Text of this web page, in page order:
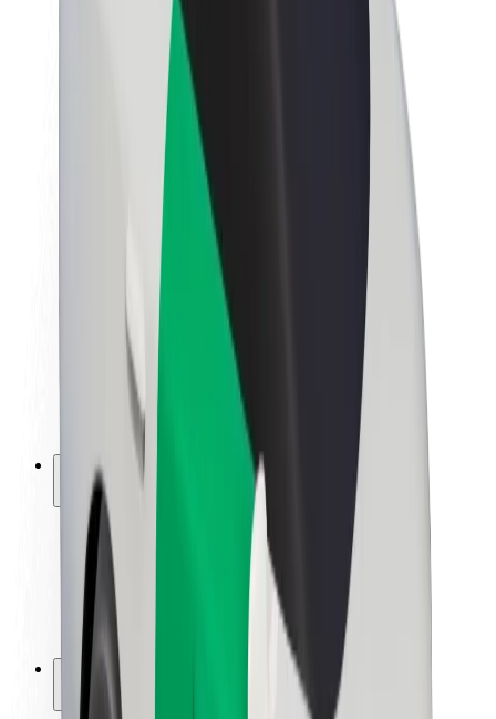
Bolt haqqında
Bolt-da davamlılıq
Project Zero
Xəbər otağı
Brend təlimatları
İnvestorlarla əlaqələr
Rəhbərlik
Brend
Media
Urban Fondu
Təhlükəsizlik
Sərnişin təhlükəsizliyi
Sürücü təhlükəsizliyi
Skuter təhlükəsizliyi
Təhlükəsizlik Laboratoriyası
Şəhərlər